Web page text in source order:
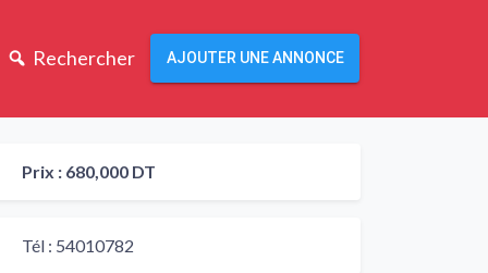
Rechercher AJOUTER UNE ANNONCE
Prix : 680,000 DT
Tél : 54010782